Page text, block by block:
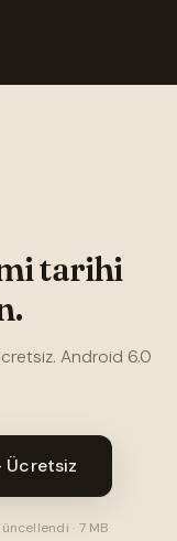
tarihi
Android 6.0
Ücretsiz
· 7 MB